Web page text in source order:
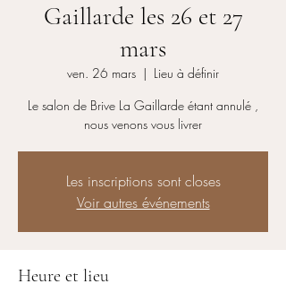
Gaillarde les 26 et 27
mars
ven. 26 mars
  |
Lieu à définir
Le salon de Brive La Gaillarde étant annulé ,
nous venons vous livrer
Les inscriptions sont closes
Voir autres événements
Heure et lieu